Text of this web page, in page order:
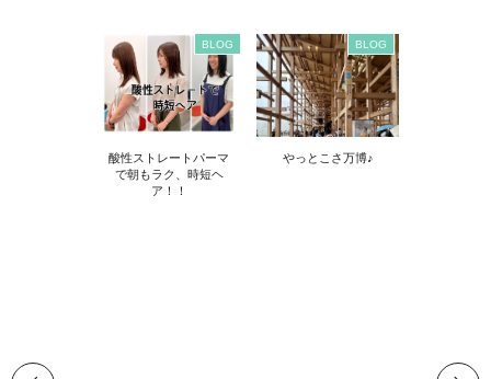
BLOG
酸性ストレートパーマ
で朝もラク、時短ヘ
ア！！
BLOG
やっとこさ万博♪